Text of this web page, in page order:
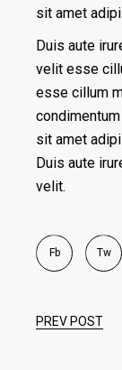
sit amet
Duis aute
velit esse
esse cillum
sit amet
Duis aute
velit.
Fb Tw
PREV POST